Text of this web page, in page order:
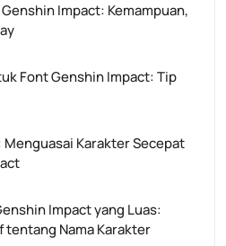
Impact: Kemampuan,
Font Genshin Impact: Tip
Karakter Secepat
Impact yang Luas:
tentang Nama Karakter